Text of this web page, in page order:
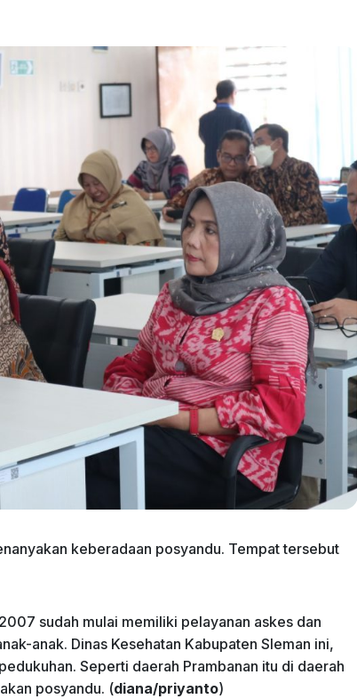
keberadaan posyandu. Tempat tersebut
sudah mulai memiliki pelayanan askes dan
anak. Dinas Kesehatan Kabupaten Sleman ini,
Seperti daerah Prambanan itu di daerah
posyandu. (diana/priyanto)